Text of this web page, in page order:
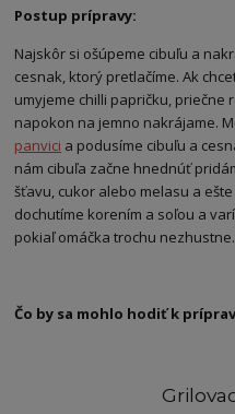
Postup prípravy:
Najskôr si ošúpeme cibuľu a
cesnak, ktorý pretlačíme. Ak
umyjeme chilli papričku, priečne
napokon na jemno nakrájame.
panvici a podusíme cibuľu a
nám cibuľa začne hnednúť
šťavu, cukor alebo melasu a
dochutíme korením a soľou a
pokiaľ omáčka trochu nezhustne.
Čo by sa mohlo hodiť k